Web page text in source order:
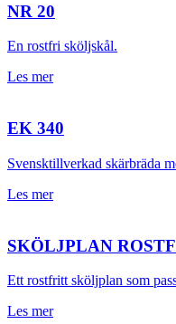
NR 20
En rostfri sköljskål.
Les mer
EK 340
Svensktillverkad skärbräda
Les mer
SKÖLJPLAN
Ett rostfritt sköljplan som
Les mer